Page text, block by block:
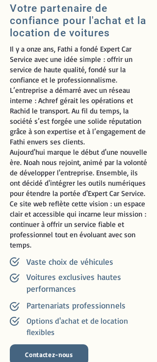
Votre partenaire de
confiance pour l'achat et la
location de voitures
Il y a onze ans, Fathi a fondé Expert Car
Service avec une idée simple : offrir un
service de haute qualité, fondé sur la
confiance et le professionnalisme.
L’entreprise a démarré avec un réseau
interne : Achref gérait les opérations et
Rachid le transport. Au fil du temps, la
société s’est forgée une solide réputation
grâce à son expertise et à l’engagement de
Fathi envers ses clients.
Aujourd'hui marque le début d'une nouvelle
ère. Noah nous rejoint, animé par la volonté
de développer l'entreprise. Ensemble, ils
ont décidé d'intégrer les outils numériques
pour étendre la portée d'Expert Car Service.
Ce site web reflète cette vision : un espace
clair et accessible qui incarne leur mission :
continuer à offrir un service fiable et
professionnel tout en évoluant avec son
temps.
Vaste choix de véhicules
Voitures exclusives hautes
performances
Partenariats professionnels
Options d'achat et de location
flexibles
Contactez-nous